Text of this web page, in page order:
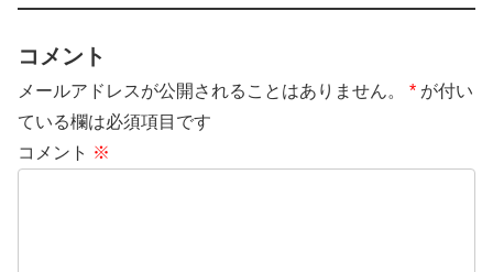
コメント
メールアドレスが公開されることはありません。 * が付い
ている欄は必須項目です
コメント ※